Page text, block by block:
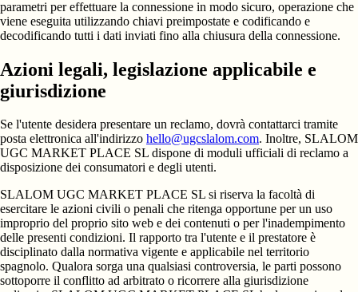
parametri per effettuare la connessione in modo sicuro, operazione che
viene eseguita utilizzando chiavi preimpostate e codificando e
decodificando tutti i dati inviati fino alla chiusura della connessione.
Azioni legali, legislazione applicabile e
giurisdizione
Se l'utente desidera presentare un reclamo, dovrà contattarci tramite
posta elettronica all'indirizzo hello@ugcslalom.com. Inoltre, SLALOM
UGC MARKET PLACE SL dispone di moduli ufficiali di reclamo a
disposizione dei consumatori e degli utenti.
SLALOM UGC MARKET PLACE SL si riserva la facoltà di
esercitare le azioni civili o penali che ritenga opportune per un uso
improprio del proprio sito web e dei contenuti o per l'inadempimento
delle presenti condizioni. Il rapporto tra l'utente e il prestatore è
disciplinato dalla normativa vigente e applicabile nel territorio
spagnolo. Qualora sorga una qualsiasi controversia, le parti possono
sottoporre il conflitto ad arbitrato o ricorrere alla giurisdizione